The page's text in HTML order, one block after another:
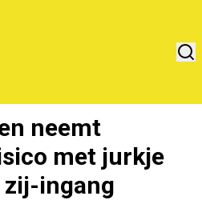
neemt
met jurkje
ingang